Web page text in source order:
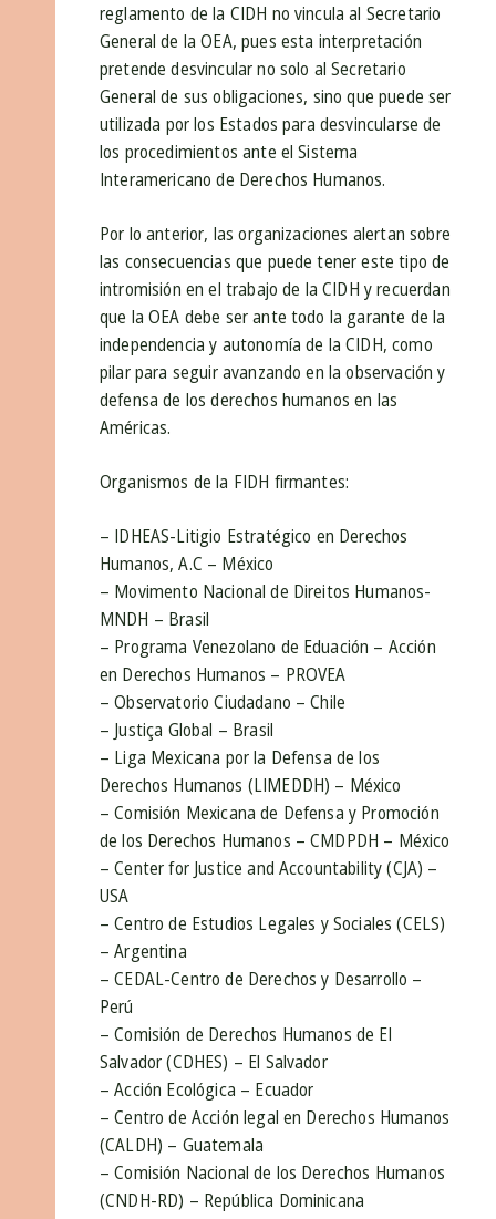
reglamento de la CIDH no vincula al Secretario
General de la OEA, pues esta interpretación
pretende desvincular no solo al Secretario
General de sus obligaciones, sino que puede ser
utilizada por los Estados para desvincularse de
los procedimientos ante el Sistema
Interamericano de Derechos Humanos.
Por lo anterior, las organizaciones alertan sobre
las consecuencias que puede tener este tipo de
intromisión en el trabajo de la CIDH y recuerdan
que la OEA debe ser ante todo la garante de la
independencia y autonomía de la CIDH, como
pilar para seguir avanzando en la observación y
defensa de los derechos humanos en las
Américas.
Organismos de la FIDH firmantes:
– IDHEAS-Litigio Estratégico en Derechos
Humanos, A.C – México
– Movimento Nacional de Direitos Humanos-
MNDH – Brasil
– Programa Venezolano de Eduación – Acción
en Derechos Humanos – PROVEA
– Observatorio Ciudadano – Chile
– Justiça Global – Brasil
– Liga Mexicana por la Defensa de los
Derechos Humanos (LIMEDDH) – México
– Comisión Mexicana de Defensa y Promoción
de los Derechos Humanos – CMDPDH – México
– Center for Justice and Accountability (CJA) –
USA
– Centro de Estudios Legales y Sociales (CELS)
– Argentina
– CEDAL-Centro de Derechos y Desarrollo –
Perú
– Comisión de Derechos Humanos de El
Salvador (CDHES) – El Salvador
– Acción Ecológica – Ecuador
– Centro de Acción legal en Derechos Humanos
(CALDH) – Guatemala
– Comisión Nacional de los Derechos Humanos
(CNDH-RD) – República Dominicana